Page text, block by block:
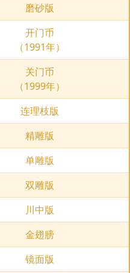
磨砂版
开门币
（1991年）
关门币
（1999年）
连理枝版
精雕版
单雕版
双雕版
川中版
金翅膀
镜面版